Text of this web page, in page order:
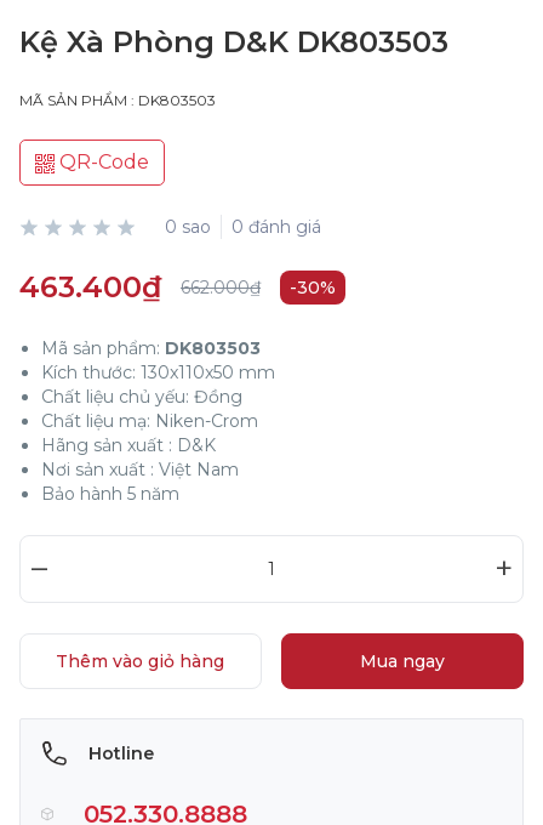
Kệ Xà Phòng D&K DK803503
MÃ SẢN PHẨM : DK803503
QR-Code
0 sao 0 đánh giá
463.400₫ 662.000₫ -30%
Mã sản phẩm: DK803503
Kích thước: 130x110x50 mm
Chất liệu chủ yếu: Đồng
Chất liệu mạ: Niken-Crom
Hãng sản xuất : D&K
Nơi sản xuất : Việt Nam
Bảo hành 5 năm
– +
Thêm vào giỏ hàng Mua ngay
Hotline
052.330.8888